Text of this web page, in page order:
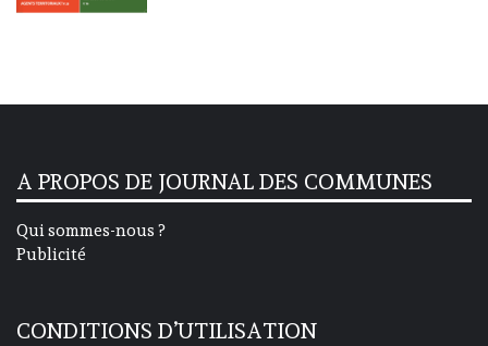
A PROPOS DE JOURNAL DES COMMUNES
Qui sommes-nous ?
Publicité
CONDITIONS D’UTILISATION